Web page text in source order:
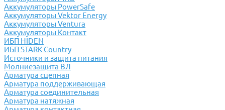
Аккумуляторы PowerSafe
Аккумуляторы Vektor Energy
Аккумуляторы Ventura
Аккумуляторы Контакт
ИБП HIDEN
ИБП STARK Country
Источники и защита питания
Молниезащита ВЛ
Арматура сцепная
Арматура поддерживающая
Арматура соединительная
Арматура натяжная